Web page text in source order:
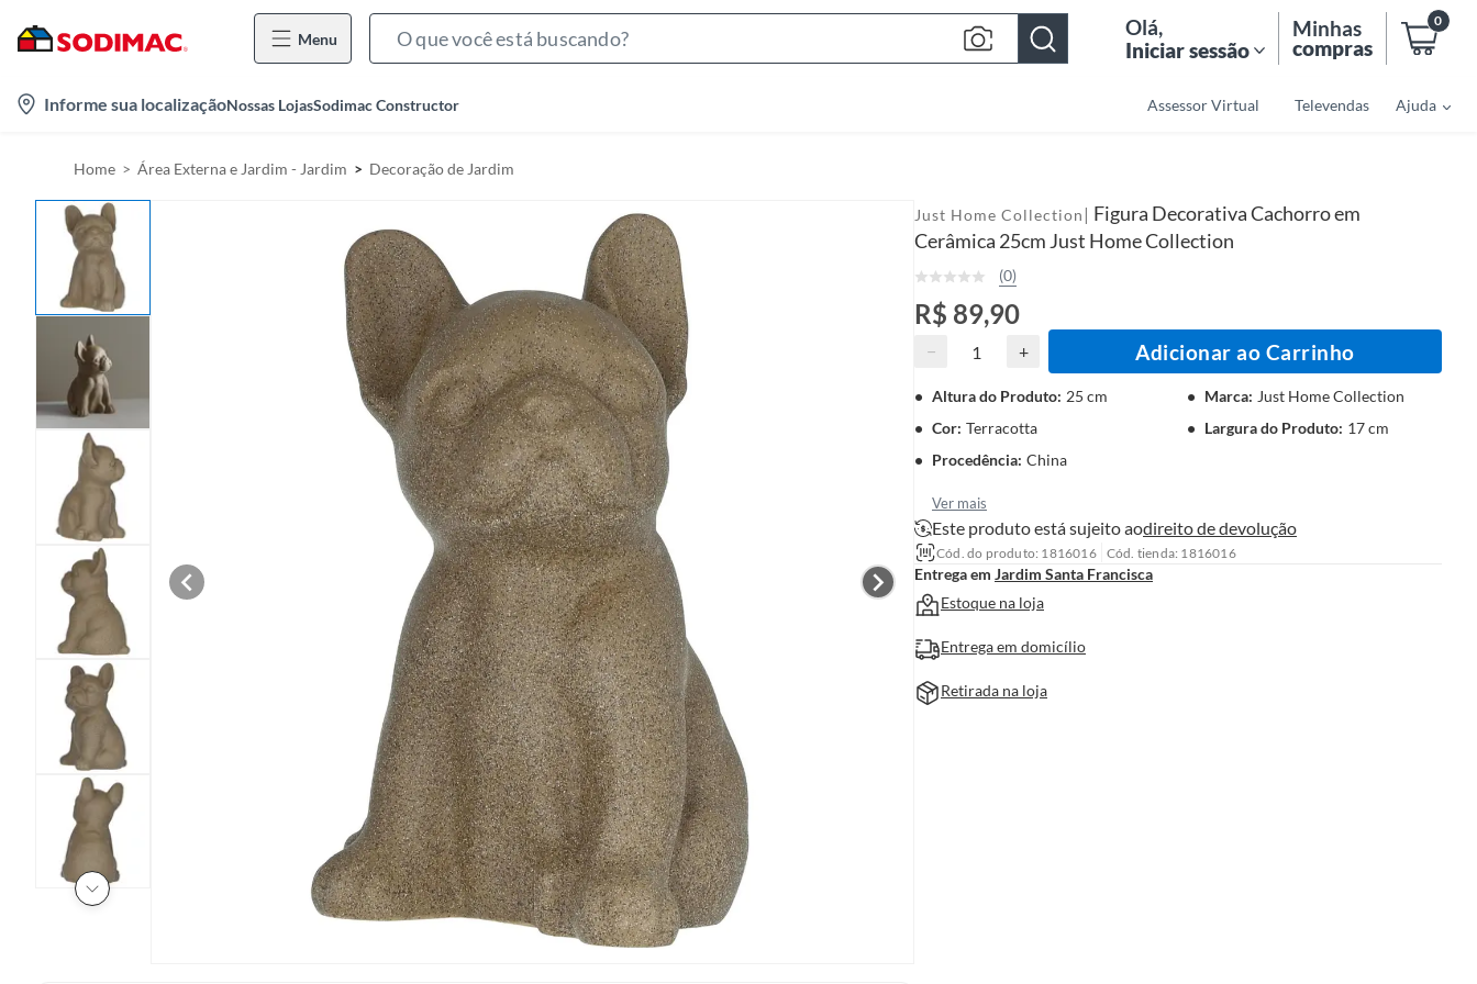
Menu Olá,
Iniciar sessão
Minhas
compras
0
Informe sua localizaçãoNossas LojasSodimac Constructor Assessor Virtual Televendas Ajuda
Home Área Externa e Jardim - Jardim Decoração de Jardim
Just Home Collection | Figura Decorativa Cachorro em
Cerâmica 25cm Just Home Collection
(0)
R$ 89,90
− + Adicionar ao Carrinho
Altura do Produto: 25 cm Marca: Just Home Collection
Cor: Terracotta Largura do Produto: 17 cm
Procedência: China
Ver mais
Este produto está sujeito aodireito de devolução
Cód. do produto: 1816016 Cód. tienda: 1816016
Entrega em Jardim Santa Francisca
Estoque na loja
Entrega em domicílio
Retirada na loja